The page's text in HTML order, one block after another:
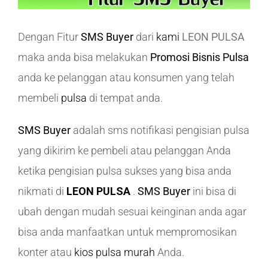
Dengan FiturSMS Buyer dari kami LEON PULSA
maka anda bisa melakukan Promosi Bisnis Pulsa
anda ke pelanggan atau konsumen yang telah
membeli pulsa di tempat anda.
SMS Buyer adalah sms notifikasi pengisian pulsa
yang dikirim ke pembeli atau pelanggan Anda
ketika pengisian pulsa sukses yang bisa anda
nikmati di LEON PULSA . SMS Buyer ini bisa di
ubah dengan mudah sesuai keinginan anda agar
bisa anda manfaatkan untuk mempromosikan
konter atau kios pulsa murah Anda.